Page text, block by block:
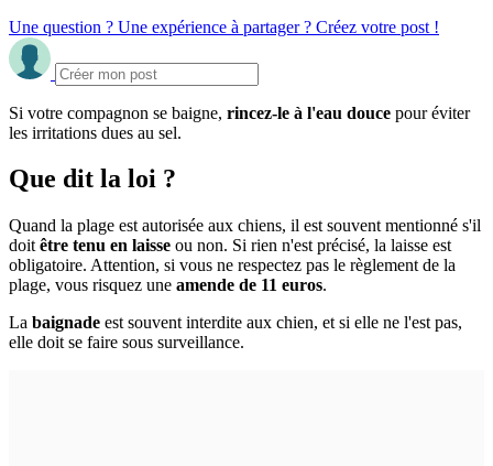
Une question ? Une expérience à partager ? Créez votre post !
Si votre compagnon se baigne, rincez-le à l'eau douce pour éviter
les irritations dues au sel.
Que dit la loi ?
Quand la plage est autorisée aux chiens, il est souvent mentionné s'il
doit être tenu en laisse ou non. Si rien n'est précisé, la laisse est
obligatoire. Attention, si vous ne respectez pas le règlement de la
plage, vous risquez une amende de 11 euros.
La baignade est souvent interdite aux chien, et si elle ne l'est pas,
elle doit se faire sous surveillance.